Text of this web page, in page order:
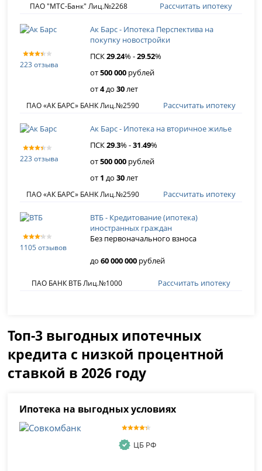
ПАО "МТС-Банк" Лиц.№2268 Рассчитать ипотеку
223 отзыва
Ак Барс - Ипотека Перспектива на
покупку новостройки
ПСК29.24% -29.52%
от500 000 рублей
от4до30лет
ПАО «АК БАРС» БАНК Лиц.№2590 Рассчитать ипотеку
223 отзыва
Ак Барс - Ипотека на вторичное жилье
ПСК29.3% -31.49%
от500 000 рублей
от 1 до30лет
ПАО «АК БАРС» БАНК Лиц.№2590 Рассчитать ипотеку
1105 отзывов
ВТБ - Кредитование (ипотека)
иностранных граждан
Без первоначального взноса
до60 000 000 рублей
ПАО БАНК ВТБ Лиц.№1000 Рассчитать ипотеку
Топ-3 выгодных ипотечных
кредита с низкой процентной
ставкой в 2026 году
Ипотека на выгодных условиях
ЦБ РФ